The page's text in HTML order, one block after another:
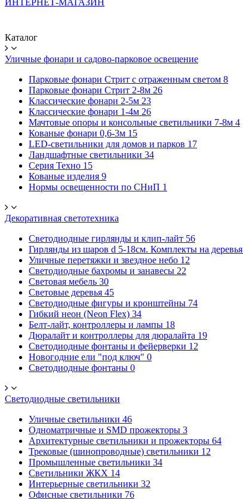
ИНТЕРНЕТ-МАГАЗИН
Каталог
Уличные фонари и садово-парковое освещение
Парковые фонари Стрит с отраженным светом 8
Парковые фонари Стрит 2-8м 26
Классические фонари 2-5м 23
Классические фонари 1-4м 26
Мачтовые опоры и консольные светильники 7-8м 4
Кованые фонари 0,6-3м 15
LED-светильники для домов и парков 17
Ландшафтные светильники 34
Серия Техно 15
Кованые изделия 9
Нормы освещенности по СНиП 1
Декоративная светотехника
Светодиодные гирлянды и клип-лайт 56
Гирлянды из шаров d 5-18cм. Комплекты на деревья
Уличные перетяжки и звездное небо 12
Светодиодные бахромы и занавесы 22
Световая мебель 30
Световые деревья 45
Светодиодные фигуры и кронштейны 74
Гибкий неон (Neon Flex) 34
Белт-лайт, контроллеры и лампы 18
Дюралайт и контроллеры для дюралайта 19
Светодиодные фонтаны и фейерверки 12
Новогодние ели "под ключ" 0
Светодиодные фонтаны 0
Светодиодные светильники
Уличные светильники 46
Одноматричные и SMD прожекторы 3
Архитектурные светильники и прожекторы 64
Трековые (шинопроводные) светильники 12
Промышленные светильники 34
Светильники ЖКХ 14
Интерьерные светильники 32
Офисные светильники 76